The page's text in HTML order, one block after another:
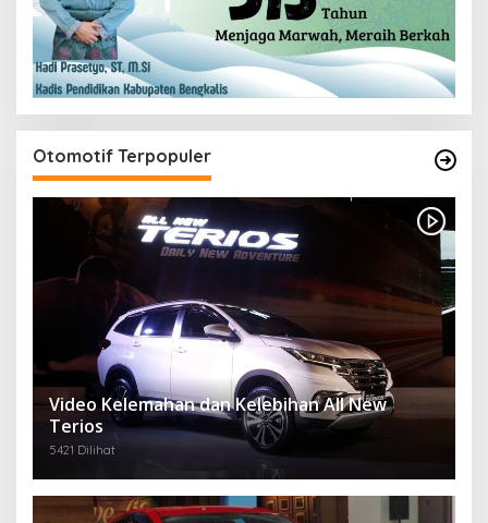
Otomotif Terpopuler
Video Kelemahan dan Kelebihan All New
Terios
5421 Dilihat